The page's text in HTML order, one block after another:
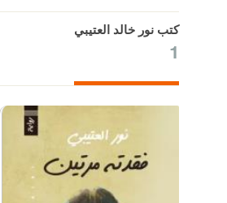
كتب نور خالد العتيبي
1